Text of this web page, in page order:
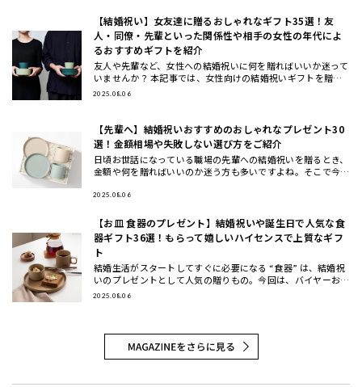
【結婚祝い】女友達に贈るおしゃれなギフト35選！友
人・同僚・先輩といった関係性や相手の女性の年代によ
るおすすめギフトを紹介
友人や先輩など、女性への結婚祝いに何を贈ればいいか迷って
いませんか？ 本記事では、女性向けの結婚祝いギフトを贈る
相手別（女友達・同僚・先輩/上司・後輩/部下）と、年代別
2025.08.06
【先輩へ】結婚祝いおすすめのおしゃれなプレゼント30
選！金額相場や失敗しない選び方をご紹介
日頃お世話になっている職場の先輩への結婚祝いを贈るとき、
金額や何を贈ればいいのか迷う方も多いですよね。そこで今回
などのマナー
2025.08.06
【お皿 食器のプレゼント】結婚祝いや誕生日で人気な食
器ギフト36選！もらって嬉しいハイセンスで上質なギフ
ト
結婚生活がスタートしてすぐに必要になる “食器” は、結婚祝
いのプレゼントとして人気の贈りもの。今回は、バイヤーおす
すめの食器ギフトをご紹介します。大切な方に喜んでもらえる
2025.08.06